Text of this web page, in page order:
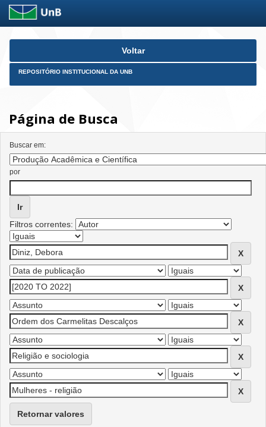
Skip
Voltar
REPOSITÓRIO INSTITUCIONAL DA UNB
Página de Busca
Buscar em:
por
Filtros correntes:
Retornar valores